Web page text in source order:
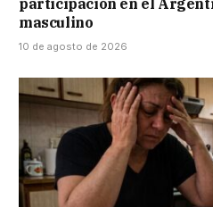
participación en el
masculino
10 de agosto de 2026